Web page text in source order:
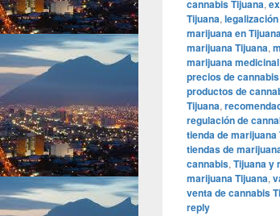
cannabis Tijuana,
Tijuana,
marijuana en
marijuana Tijuana,
marijuana
precios de
productos de
Tijuana,
regulación de
tienda de marijuana
tiendas de
cannabis, Tijuana y
marijuana Tijuana,
venta de cannabis
reply